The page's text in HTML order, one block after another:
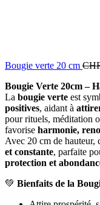
Bougie verte 20 cm
Bougie Verte 20cm –
La bougie verte est
positives, aidant à
pour rituels, méditation
favorise harmonie,
Avec 20 cm de hauteur,
et constante, parfaite
protection et
💚 Bienfaits de la